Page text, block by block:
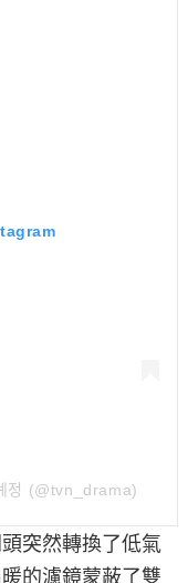
(@tvn_drama)
突然轉換了低氣
的濾鏡蒙蔽了雙